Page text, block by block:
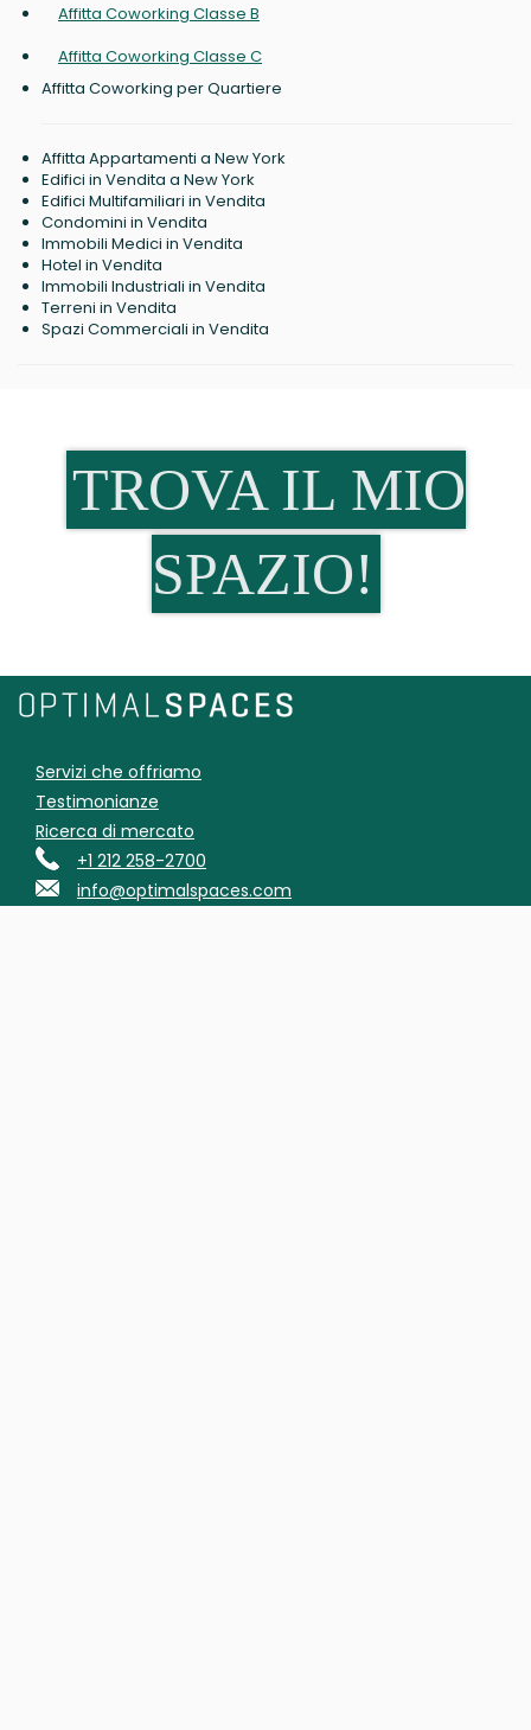
Affitta Coworking Classe B
Affitta Coworking Classe C
Affitta Coworking per Quartiere
Affitta Appartamenti a New York
Edifici in Vendita a New York
Edifici Multifamiliari in Vendita
Condomini in Vendita
Immobili Medici in Vendita
Hotel in Vendita
Immobili Industriali in Vendita
Terreni in Vendita
Spazi Commerciali in Vendita
TROVA IL MIO
SPAZIO!
Servizi che offriamo
Testimonianze
Ricerca di mercato
+1 212 258-2700
info@optimalspaces.com